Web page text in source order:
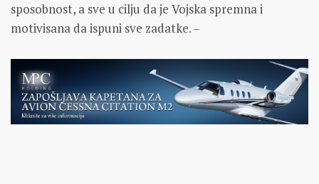
sposobnost, a sve u cilju da je Vojska spremna i
motivisana da ispuni sve zadatke. –